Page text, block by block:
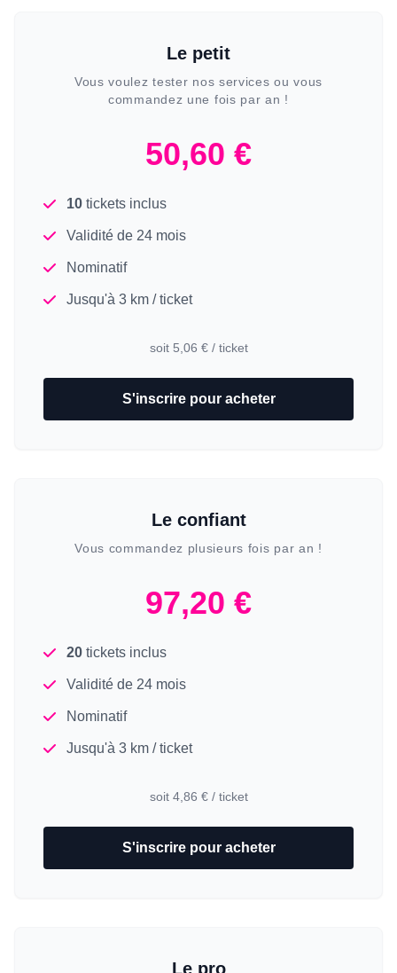
Le petit
Vous voulez tester nos services ou vous
commandez une fois par an !
50,60 €
10 tickets inclus
Validité de 24 mois
Nominatif
Jusqu'à 3 km / ticket
soit 5,06 € / ticket
S'inscrire pour acheter
Le confiant
Vous commandez plusieurs fois par an !
97,20 €
20 tickets inclus
Validité de 24 mois
Nominatif
Jusqu'à 3 km / ticket
soit 4,86 € / ticket
S'inscrire pour acheter
Le pro